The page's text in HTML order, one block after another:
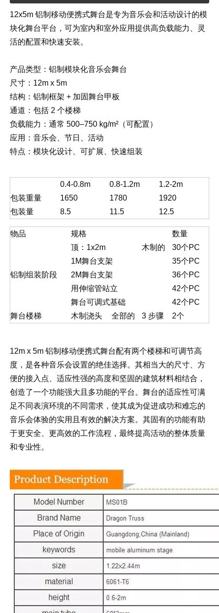
12x5m 铝制移动便携式舞台是专为音乐会和活动设计的模
块化舞台平台，可为室内和室外应用提供高负载能力、灵
活的配置和快速安装。
产品类型：铝制模块化音乐会舞台
尺寸：12m x 5m
结构：铝制框架 + 加固舞台甲板
通道：包括 2 个楼梯
负载能力：通常 500–750 kg/m²（可配置）
应用：音乐会、节日、活动
特点：模块化设计、可扩展、快速组装
0.4-0.8m 0.8-1.2m
1.2-2m
包装重量
1650 1780
1920
包装量
8.5 11.5 12.5
物品 规格 数量
铝制组装阶段
顶：1x2m 木制的
30个PC
1M舞台支架
35个PC
2M舞台支架
36个PC
用伸缩管站立
42个PC
舞台可调式基础
42个PC
舞台楼梯
木制浇头 全部的 3 步骤 2个
12m x 5m 铝制移动便携式舞台配有两个楼梯和可调节高
度，是各种音乐会设置的绝佳选择。其相当大的尺寸、方
便的接入点、适应性强的高度和坚固的建筑材料相结合，
创造了一个功能强大且多功能的平台。舞台的适应性可满
足不同表演环境的不同需求，使其成为促进成功和难忘的
音乐会体验的实用且有效的解决方案。其固有的功能有助
于更安全、更高效的工作流程，最终提高活动的整体质量
和专业性。